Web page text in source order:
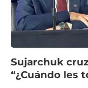
Sujarchuk
“¿Cuándo les